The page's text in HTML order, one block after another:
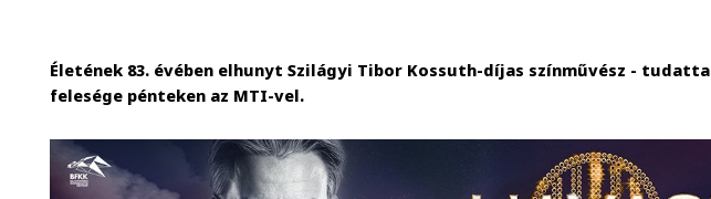
Életének 83. évében elhunyt Szilágyi Tibor Kossuth-díjas színművész - tudatta
felesége pénteken az MTI-vel.